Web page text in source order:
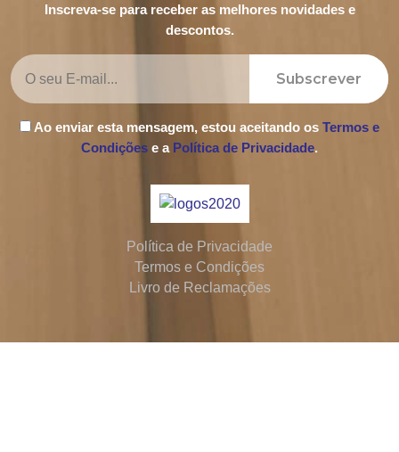
Inscreva-se para receber as melhores novidades e
descontos.
Subscrever
Ao enviar esta mensagem, estou aceitando os Termos e
Condições e a Política de Privacidade.
Política de Privacidade
Termos e Condições
Livro de Reclamações